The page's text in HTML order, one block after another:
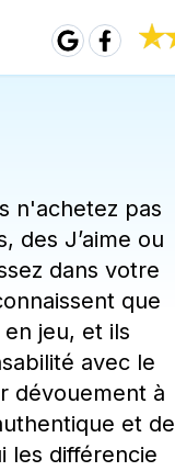
n'achetez pas
des J’aime ou
dans votre
que
jeu, et ils
avec le
dévouement à
et de
les différencie